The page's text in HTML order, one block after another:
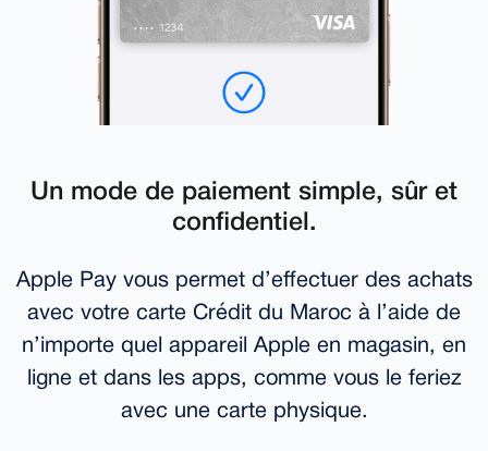
Un mode de paiement simple, sûr et
confidentiel.
Apple Pay vous permet d’effectuer des achats
avec votre carte Crédit du Maroc à l’aide de
n’importe quel appareil Apple en magasin, en
ligne et dans les apps, comme vous le feriez
avec une carte physique.